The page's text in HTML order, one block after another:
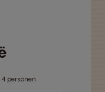
personen